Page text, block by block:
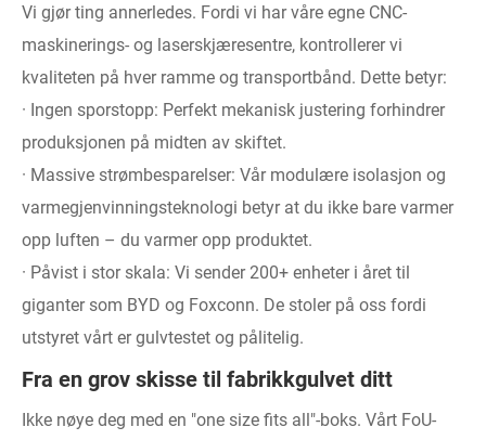
Vi gjør ting annerledes. Fordi vi har våre egne CNC-
maskinerings- og laserskjæresentre, kontrollerer vi
kvaliteten på hver ramme og transportbånd. Dette betyr:
· Ingen sporstopp: Perfekt mekanisk justering forhindrer
produksjonen på midten av skiftet.
· Massive strømbesparelser: Vår modulære isolasjon og
varmegjenvinningsteknologi betyr at du ikke bare varmer
opp luften – du varmer opp produktet.
· Påvist i stor skala: Vi sender 200+ enheter i året til
giganter som BYD og Foxconn. De stoler på oss fordi
utstyret vårt er gulvtestet og pålitelig.
Fra en grov skisse til fabrikkgulvet ditt
Ikke nøye deg med en "one size fits all"-boks. Vårt FoU-